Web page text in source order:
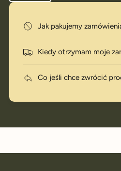
Jak pakujemy
Kiedy otrzymam moje
Co jeśli chce zwrócić